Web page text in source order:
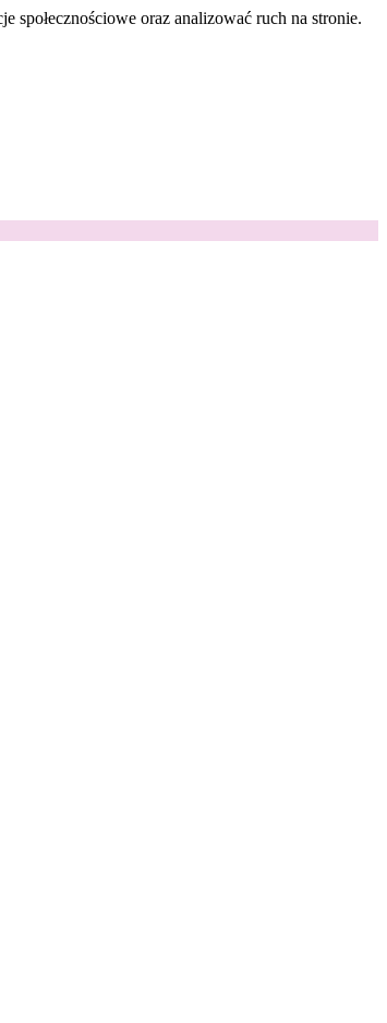
oraz analizować ruch na stronie.